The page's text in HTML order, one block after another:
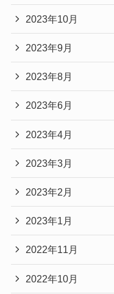
2023年10月
2023年9月
2023年8月
2023年6月
2023年4月
2023年3月
2023年2月
2023年1月
2022年11月
2022年10月